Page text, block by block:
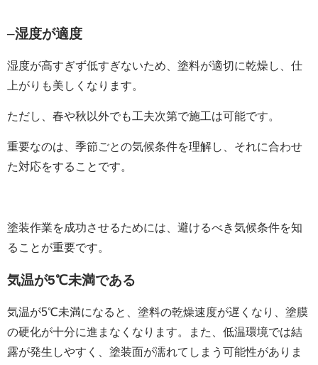
–湿度が適度
湿度が高すぎず低すぎないため、塗料が適切に乾燥し、仕
上がりも美しくなります。
ただし、春や秋以外でも工夫次第で施工は可能です。
重要なのは、季節ごとの気候条件を理解し、それに合わせ
た対応をすることです。
塗装作業を成功させるためには、避けるべき気候条件を知
ることが重要です。
気温が5℃未満である
気温が5℃未満になると、塗料の乾燥速度が遅くなり、塗膜
の硬化が十分に進まなくなります。また、低温環境では結
露が発生しやすく、塗装面が濡れてしまう可能性がありま